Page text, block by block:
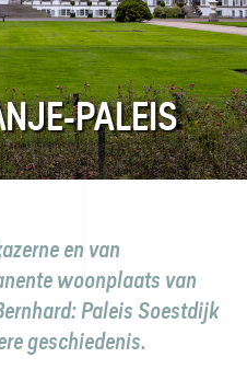
PALEIS
en van
woon­plaats van
Paleis Soestdijk
geschiedenis.